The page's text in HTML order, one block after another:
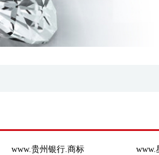
www.贵州银行.商标 www.